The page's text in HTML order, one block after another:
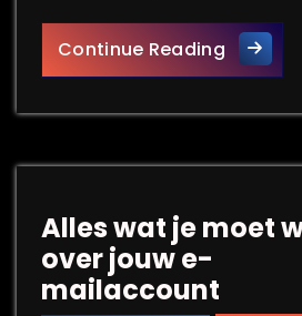
Continue ReadingAlles
Alles wat je moet
over jouw e-
mailaccount